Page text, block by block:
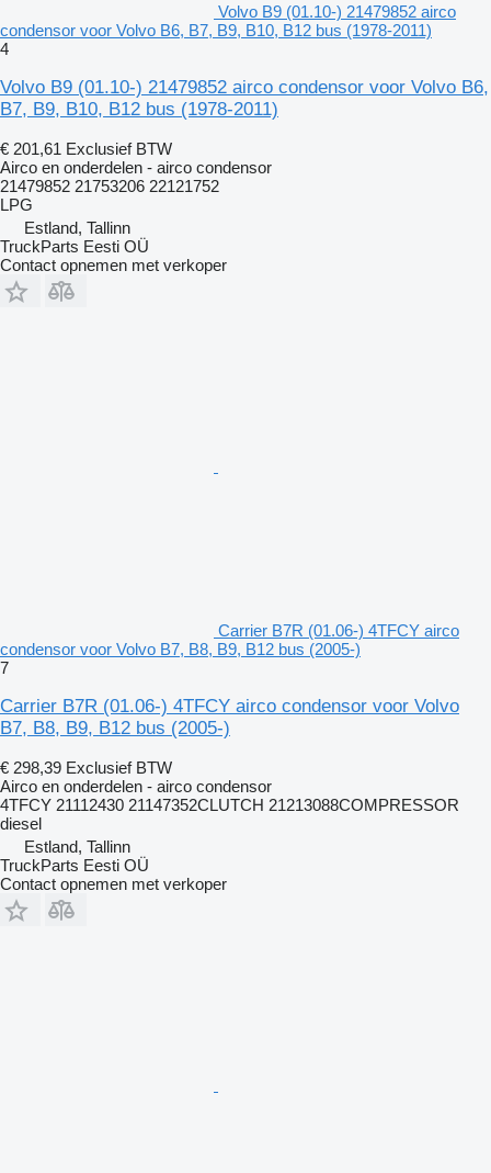
Volvo B9 (01.10-) 21479852 airco
condensor voor Volvo B6, B7, B9, B10, B12 bus (1978-2011)
4
Volvo B9 (01.10-) 21479852 airco condensor voor Volvo B6,
B7, B9, B10, B12 bus (1978-2011)
€ 201,61 Exclusief BTW
Airco en onderdelen - airco condensor
21479852 21753206 22121752
LPG
Estland, Tallinn
TruckParts Eesti OÜ
Contact opnemen met verkoper
Carrier B7R (01.06-) 4TFCY airco
condensor voor Volvo B7, B8, B9, B12 bus (2005-)
7
Carrier B7R (01.06-) 4TFCY airco condensor voor Volvo
B7, B8, B9, B12 bus (2005-)
€ 298,39 Exclusief BTW
Airco en onderdelen - airco condensor
4TFCY 21112430 21147352CLUTCH 21213088COMPRESSOR
diesel
Estland, Tallinn
TruckParts Eesti OÜ
Contact opnemen met verkoper